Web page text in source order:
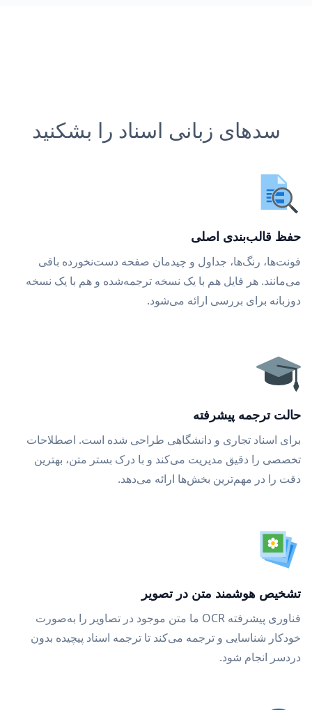
سدهای زبانی اسناد را بشکنید
حفظ قالب‌بندی اصلی
فونت‌ها، رنگ‌ها، جداول و چیدمان صفحه دست‌نخورده باقی
می‌مانند. هر فایل هم با یک نسخه ترجمه‌شده و هم با یک نسخه
دوزبانه برای بررسی ارائه می‌شود.
حالت ترجمه پیشرفته
برای اسناد تجاری و دانشگاهی طراحی شده است. اصطلاحات
تخصصی را دقیق مدیریت می‌کند و با درک بستر متن، بهترین
دقت را در مهم‌ترین بخش‌ها ارائه می‌دهد.
تشخیص هوشمند متن در تصویر
فناوری پیشرفته OCR ما متن موجود در تصاویر را به‌صورت
خودکار شناسایی و ترجمه می‌کند تا ترجمه اسناد پیچیده بدون
دردسر انجام شود.